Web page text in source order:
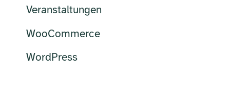
Veranstaltungen
WooCommerce
WordPress